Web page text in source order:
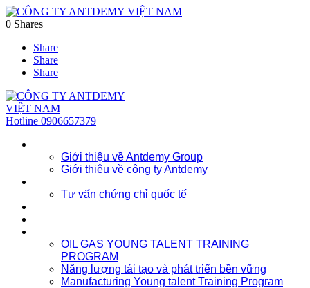
0 Shares
Share
Share
Share
Hotline 0906657379
Giới thiệu về Antdemy Group
Giới thiệu về công ty Antdemy
Tư vấn chứng chỉ quốc tế
OIL GAS YOUNG TALENT TRAINING
PROGRAM
Năng lượng tái tạo và phát triển bền vững
Manufacturing Young talent Training Program